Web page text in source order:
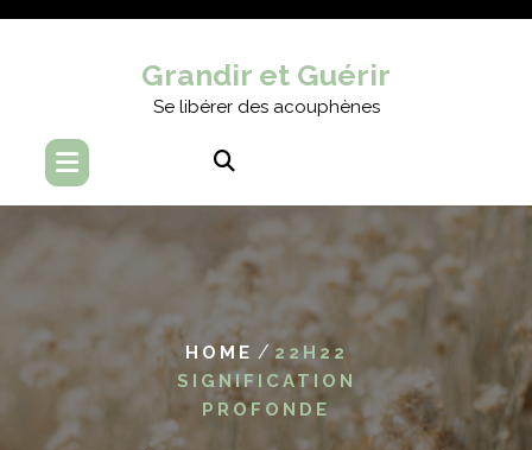
Grandir et Guérir
Se libérer des acouphènes
HOME / 22H22
SIGNIFICATION
PROFONDE